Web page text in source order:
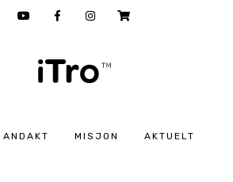
ANDAKT MISJON AKTUELT